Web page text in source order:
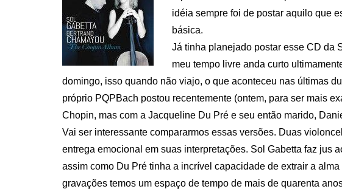
idéia sempre foi de postar aquilo que
básica.
Já tinha planejado postar esse CD da
meu tempo livre anda curto
domingo, isso quando não viajo, o que aconteceu nas últimas
próprio PQPBach postou recentemente (ontem, para ser mais
Chopin, mas com a Jacqueline Du Pré e seu então marido,
Vai ser interessante compararmos essas versões. Duas
entrega emocional em suas interpretações. Sol Gabetta faz jus
assim como Du Pré tinha a incrível capacidade de extrair a
gravações temos um espaço de tempo de mais de quarenta